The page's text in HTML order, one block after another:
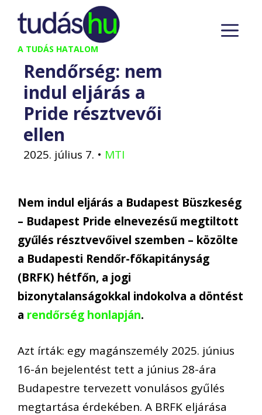
Kilépés
tartalomba
A TUDÁS HATALOM
Rendőrség: nem
indul eljárás a
Pride résztvevői
ellen
2025. július 7. • MTI
Nem indul eljárás a Budapest Büszkeség
– Budapest Pride elnevezésű megtiltott
gyűlés résztvevőivel szemben – közölte
a Budapesti Rendőr-főkapitányság
(BRFK) hétfőn, a jogi
bizonytalanságokkal indokolva a döntést
a rendőrség honlapján.
Azt írták: egy magánszemély 2025. június
16-án bejelentést tett a június 28-ára
Budapestre tervezett vonulásos gyűlés
megtartása érdekében. A BRFK eljárása